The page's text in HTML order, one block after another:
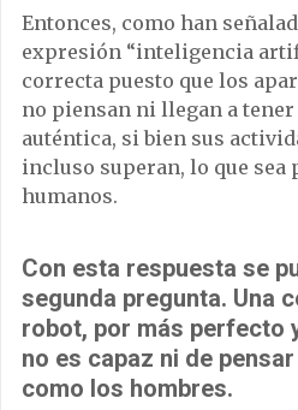
Entonces, como han
expresión “inteligencia
correcta puesto que los
no piensan ni llegan a
auténtica, si bien sus
incluso superan, lo que sea
humanos.
Con esta respuesta se
segunda pregunta. Una
robot, por más perfecto
no es capaz ni de
como los hombres.